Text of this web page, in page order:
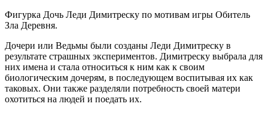
Фигурка Дочь Леди Димитреску по мотивам игры Обитель
Зла Деревня.
Дочери или Ведьмы были созданы Леди Димитреску в
результате страшных экспериментов. Димитреску выбрала для
них имена и стала относиться к ним как к своим
биологическим дочерям, в последующем воспитывая их как
таковых. Они также разделяли потребность своей матери
охотиться на людей и поедать их.